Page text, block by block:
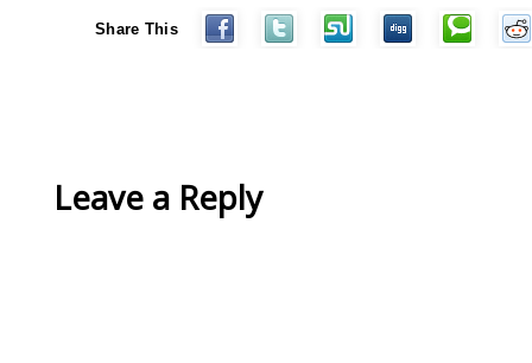
Share This
Leave a Reply